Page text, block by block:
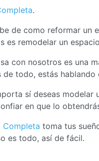
.
de como reformar un
es remodelar un
con nosotros es una
todo, estás
sí deseas
en que lo
Completa toma tus
es todo, así de fácil.